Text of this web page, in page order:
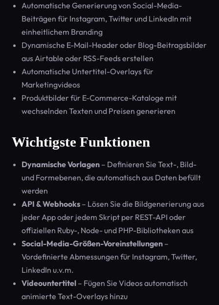
Automatische Generierung von Social-Media-
Beiträgen für Instagram, Twitter und LinkedIn mit
einheitlichem Branding
Dynamische E-Mail-Header oder Blog-Beitragsbilder
aus Airtable oder RSS-Feeds erstellen
Automatische Untertitel-Overlays für
Marketingvideos
Produktbilder für E-Commerce-Kataloge mit
wechselnden Texten und Preisen generieren
Wichtigste Funktionen
Dynamische Vorlagen – Definieren Sie Text-, Bild-
und Formebenen, die automatisch aus Daten befüllt
werden
API & Webhooks – Lösen Sie die Bildgenerierung aus
jeder App oder jedem Skript per REST-API oder
offiziellen Ruby-, Node- und PHP-Bibliotheken aus
Social-Media-Größen-Voreinstellungen –
Vordefinierte Abmessungen für Instagram, Twitter,
LinkedIn u.v.m.
Videountertitel – Fügen Sie Videos automatisch
animierte Text-Overlays hinzu